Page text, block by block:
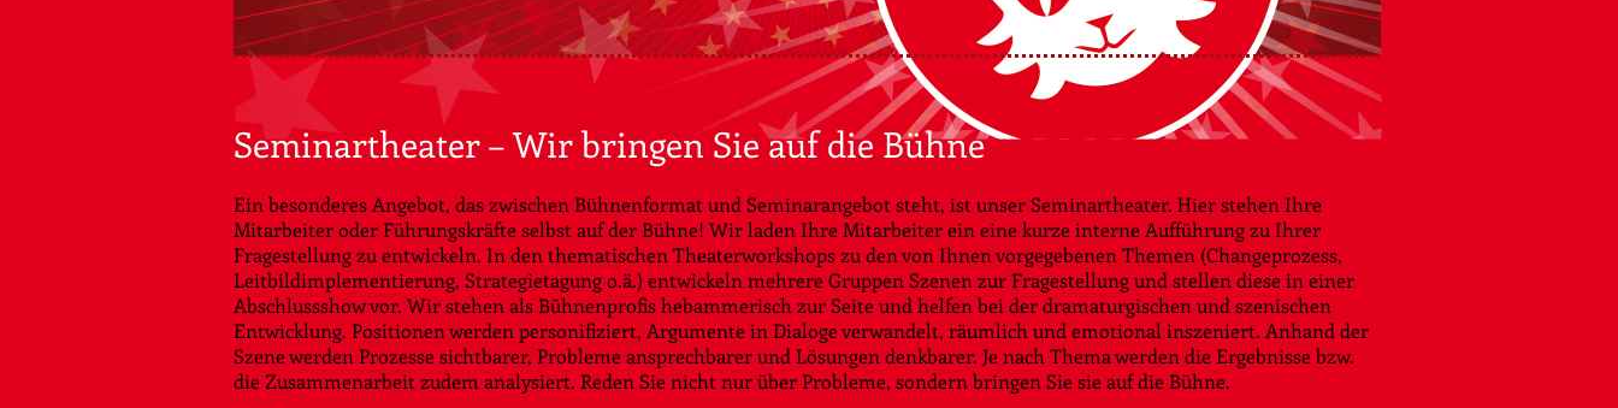
Seminartheater – Wir bringen Sie auf die Bühne
Ein besonderes Angebot, das zwischen Bühnenformat und Seminarangebot steht, ist unser Seminartheater. Hier stehen Ihre
Mitarbeiter oder Führungskräfte selbst auf der Bühne! Wir laden Ihre Mitarbeiter ein eine kurze interne Aufführung zu Ihrer
Fragestellung zu entwickeln. In den thematischen Theaterworkshops zu den von Ihnen vorgegebenen Themen (Changeprozess,
Leitbildimplementierung, Strategietagung o.ä.) entwickeln mehrere Gruppen Szenen zur Fragestellung und stellen diese in einer
Abschlussshow vor. Wir stehen als Bühnenprofis hebammerisch zur Seite und helfen bei der dramaturgischen und szenischen
Entwicklung. Positionen werden personifiziert, Argumente in Dialoge verwandelt, räumlich und emotional inszeniert. Anhand der
Szene werden Prozesse sichtbarer, Probleme ansprechbarer und Lösungen denkbarer. Je nach Thema werden die Ergebnisse bzw.
die Zusammenarbeit zudem analysiert. Reden Sie nicht nur über Probleme, sondern bringen Sie sie auf die Bühne.